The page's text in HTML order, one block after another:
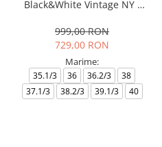
Black&White Vintage NY -
999,00 RON
729,00 RON
Marime:
35.1/3 36 36.2/3
38
37.1/3
38.2/3 39.1/3 40